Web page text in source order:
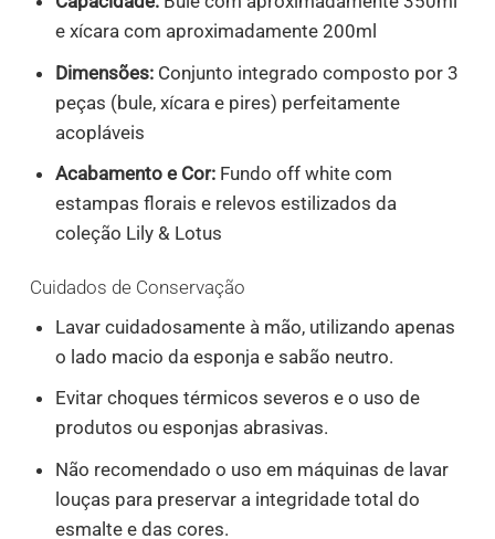
e xícara com aproximadamente 200ml
Dimensões:Conjunto integrado composto por 3
peças (bule, xícara e pires) perfeitamente
acopláveis
Acabamento e Cor:Fundo off white com
estampas florais e relevos estilizados da
coleção Lily & Lotus
Cuidados de Conservação
Lavar cuidadosamente à mão, utilizando apenas
o lado macio da esponja e sabão neutro.
Evitar choques térmicos severos e o uso de
produtos ou esponjas abrasivas.
Não recomendado o uso em máquinas de lavar
louças para preservar a integridade total do
esmalte e das cores.